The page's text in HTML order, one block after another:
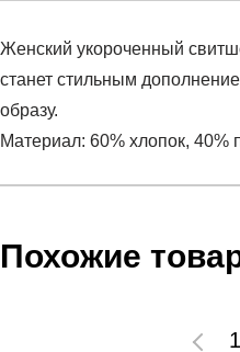
Женский укороченный
станет стильным
образу.
Материал: 60% хлопок, 40%
SWEATSHIRT
Инструкция по оплате есть в
мы не увидим Вашу оплату.
Похожие
1